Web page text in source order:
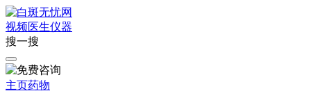
视频医生仪器
搜一搜
主页药物